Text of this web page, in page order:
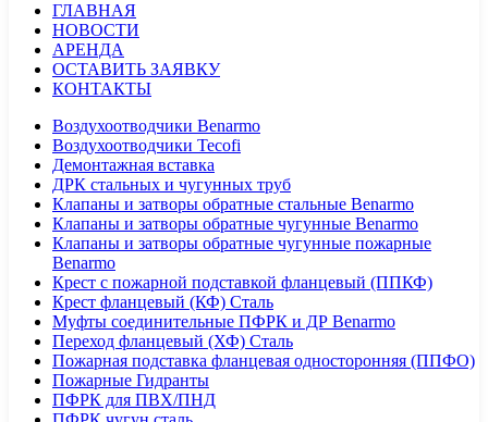
ГЛАВНАЯ
НОВОСТИ
АРЕНДА
ОСТАВИТЬ ЗАЯВКУ
КОНТАКТЫ
Воздухоотводчики Benarmo
Воздухоотводчики Tecofi
Демонтажная вставка
ДРК стальных и чугунных труб
Клапаны и затворы обратные стальные Benarmo
Клапаны и затворы обратные чугунные Benarmo
Клапаны и затворы обратные чугунные пожарные
Benarmo
Крест с пожарной подставкой фланцевый (ППКФ)
Крест фланцевый (КФ) Сталь
Муфты соединительные ПФРК и ДР Benarmo
Переход фланцевый (ХФ) Сталь
Пожарная подставка фланцевая односторонняя (ППФО)
Пожарные Гидранты
ПФРК для ПВХ/ПНД